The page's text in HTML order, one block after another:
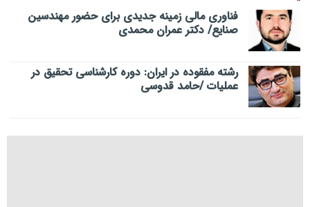
فناوری مالی زمینه جدیدی برای حضور مهندسین
صنایع/ دکتر عمران محمدی
رشته مفقوده در ایران: دوره کارشناسی تحقیق در
عملیات /حامد قدوسی